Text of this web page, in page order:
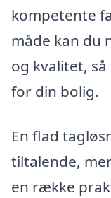
kompetente
måde kan du
og kvalitet,
for din bolig.
En flad
tiltalende,
en række